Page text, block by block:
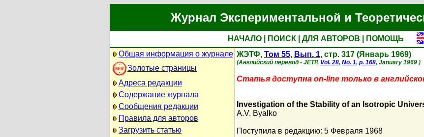
Журнал Экспериментальной и
НАЧАЛО ПОИСК ДЛЯ АВТОРОВ
ПОМОЩЬ
Общая информация о журнале
Золотые страницы
Адреса редакции
Содержание журнала
Сообщения редакции
Правила для авторов
Загрузить статью
ЖЭТФ, Том 55, Вып. 1, стр. 317 (Январь 1969)
(Английский перевод - JETP, Vol. 28, No. 1, p. 168, January 1969 )
Статья доступна on-line только в
Investigation of the Stability of an Isotropic
A.V. Byalko
Поступила в редакцию: 5 Февраля 1968